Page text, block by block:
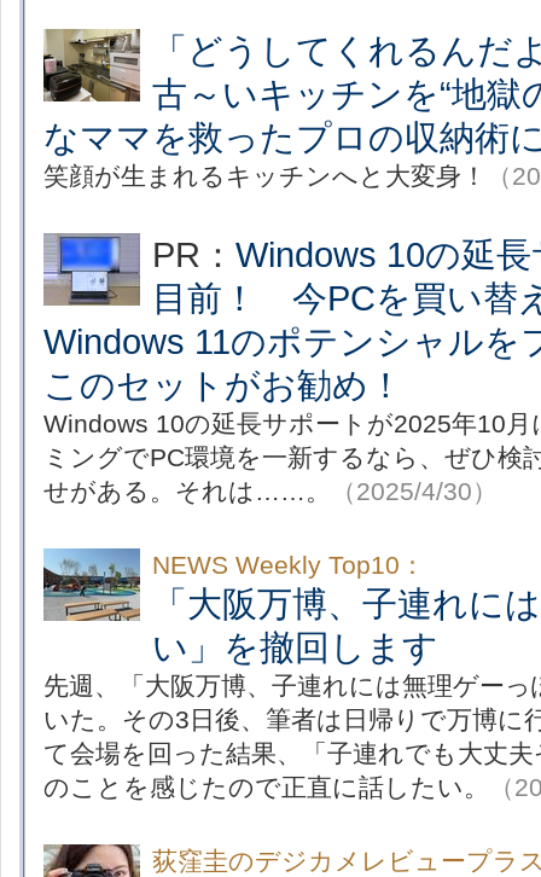
「どうしてくれるん
古～いキッチンを“地
なママを救ったプロの収納術
笑顔が生まれるキッチンへと大変身！ （
PR： Windows 10の延
目前！ 今PCを買い替
Windows 11のポテンシャルを
このセットがお勧め！
Windows 10の延長サポートが2025年10
ミングでPC環境を一新するなら、ぜひ検
せがある。それは……。
（2025/4/30）
NEWS Weekly Top10：
「大阪万博、子連れに
い」を撤回します
先週、「大阪万博、子連れには無理ゲー
いた。その3日後、筆者は日帰りで万博に
て会場を回った結果、「子連れでも大丈
のことを感じたので正直に話したい。
（
荻窪圭のデジカメレビュープラ